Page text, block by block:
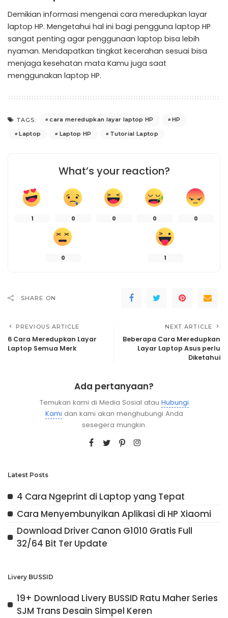
Demikian informasi mengenai cara meredupkan layar
laptop HP. Mengetahui hal ini bagi pengguna laptop HP
sangat penting agar penggunaan laptop bisa lebih
nyaman. Mendapatkan tingkat kecerahan sesuai bisa
menjaga kesehatan mata Kamu juga saat
menggunakan laptop HP.
TAGS: cara meredupkan layar laptop HP
HP
Laptop
Laptop HP Tutorial Laptop
What’s your reaction?
1 0 0 0 0
0 1
SHARE ON
PREVIOUS ARTICLE
6 Cara Meredupkan Layar
Laptop Semua Merk
NEXT ARTICLE
Beberapa Cara Meredupkan
Layar Laptop Asus perlu
Diketahui
Ada pertanyaan?
Temukan kami di Media Sosial atau Hubungi
Kami dan kami akan menghubungi Anda
sesegera mungkin.
Latest Posts
4 Cara Ngeprint di Laptop yang Tepat
Cara Menyembunyikan Aplikasi di HP Xiaomi
Download Driver Canon G1010 Gratis Full
32/64 Bit Ter Update
Livery BUSSID
19+ Download Livery BUSSID Ratu Maher Series
SJM Trans Desain Simpel Keren